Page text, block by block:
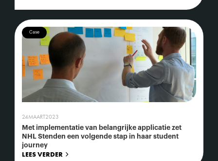
Case
24MAART2023
Met implementatie van belangrijke applicatie zet
NHL Stenden een volgende stap in haar student
journey
LEES VERDER